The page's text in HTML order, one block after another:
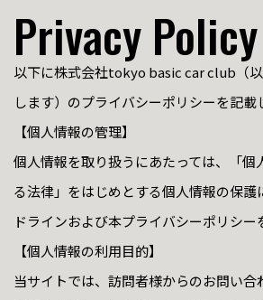
Privacy Policy
以下に株式会社tokyo basic car club（
します）のプライバシーポリシーを記載
【個人情報の管理】
個人情報を取り扱うにあたっては、「個
る法律」をはじめとする個人情報の保護
ドラインおよび本プライバシーポリシー
【個人情報の利用目的】
当サイトでは、訪問者様からのお問い